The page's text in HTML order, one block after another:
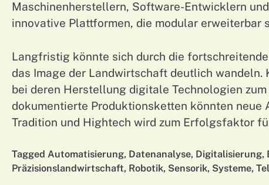
Maschinenherstellern, Software-Entwicklern
innovative Plattformen, die modular erweiterbar
Langfristig könnte sich durch die fortschreitende
das Image der Landwirtschaft deutlich
bei deren Herstellung digitale Technologien
dokumentierte Produktionsketten könnten neue
Tradition und Hightech wird zum Erfolgsfaktor
Tagged Automatisierung, Datenanalyse, Digitalisierung,
Präzisionslandwirtschaft, Robotik, Sensorik, Systeme,